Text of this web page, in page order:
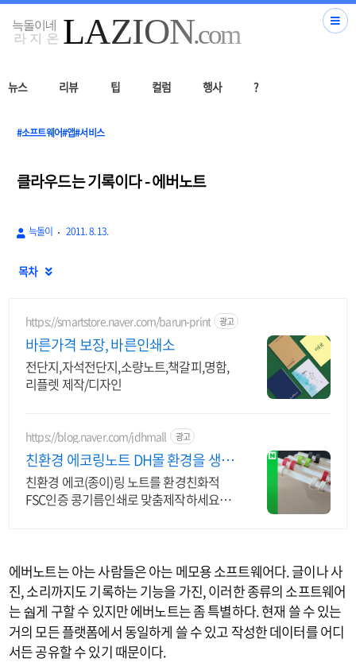
뉴스 리뷰 팁 컬럼 행사 ?
#소프트웨어#앱#서비스
클라우드는 기록이다 - 에버노트
늑돌이 2011. 8. 13.
목차 
https://smartstore.naver.com/barun-print 광고
바른가격 보장, 바른인쇄소
전단지,자석전단지,소량노트,책갈피,명함,
리플렛 제작/디자인
https://blog.naver.com/jdhmall 광고
친환경 에코링노트 DH몰 환경을 생각
하는 콩기름인쇄
친환경 에코(종이)링 노트를 환경친화적
FSC인증 콩기름인쇄로 맞춤제작하세요
에버노트는 아는 사람들은 아는 메모용 소프트웨어다. 글이나 사
진, 소리까지도 기록하는 기능을 가진, 이러한 종류의 소프트웨어
는 쉅게 구할 수 있지만 에버노트는 좀 특별하다. 현재 쓸 수 있는
거의 모든 플랫폼에서 동일하게 쓸 수 있고 작성한 데이터를 어디
서든 공유할 수 있기 때문이다.